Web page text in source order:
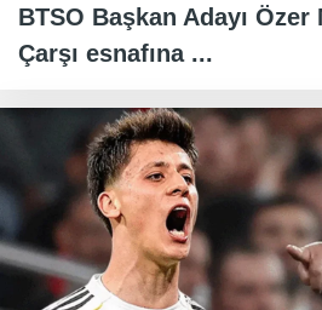
BTSO Başkan Adayı Özer
Çarşı esnafına ...